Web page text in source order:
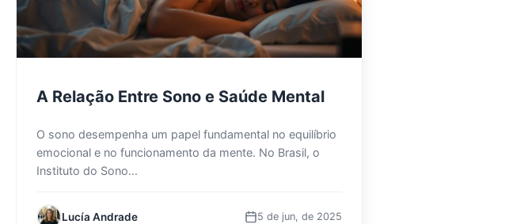
A Relação Entre Sono e Saúde Mental
O sono desempenha um papel fundamental no equilíbrio
emocional e no funcionamento da mente. No Brasil, o
Instituto do Sono...
Lucía Andrade 5 de jun, de 2025